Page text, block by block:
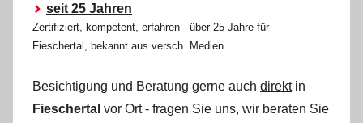
seit 25 Jahren
Zertifiziert, kompetent, erfahren - über 25 Jahre für
Fieschertal, bekannt aus versch. Medien
Besichtigung und Beratung gerne auch direktin
Fieschertal vor Ort - fragen Sie uns, wir beraten Sie